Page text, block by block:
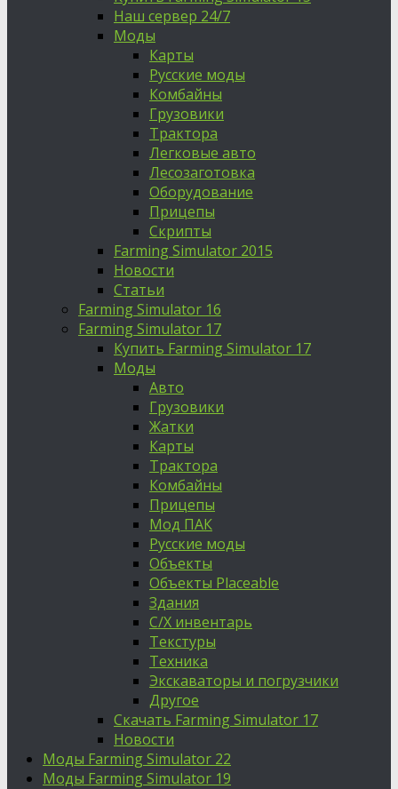
Наш сервер 24/7
Моды
Карты
Русские моды
Комбайны
Грузовики
Трактора
Легковые авто
Лесозаготовка
Оборудование
Прицепы
Скрипты
Farming Simulator 2015
Новости
Статьи
Farming Simulator 16
Farming Simulator 17
Купить Farming Simulator 17
Моды
Авто
Грузовики
Жатки
Карты
Трактора
Комбайны
Прицепы
Мод ПАК
Русские моды
Объекты
Объекты Placeable
Здания
С/Х инвентарь
Текстуры
Техника
Экскаваторы и погрузчики
Другое
Скачать Farming Simulator 17
Новости
Моды Farming Simulator 22
Моды Farming Simulator 19